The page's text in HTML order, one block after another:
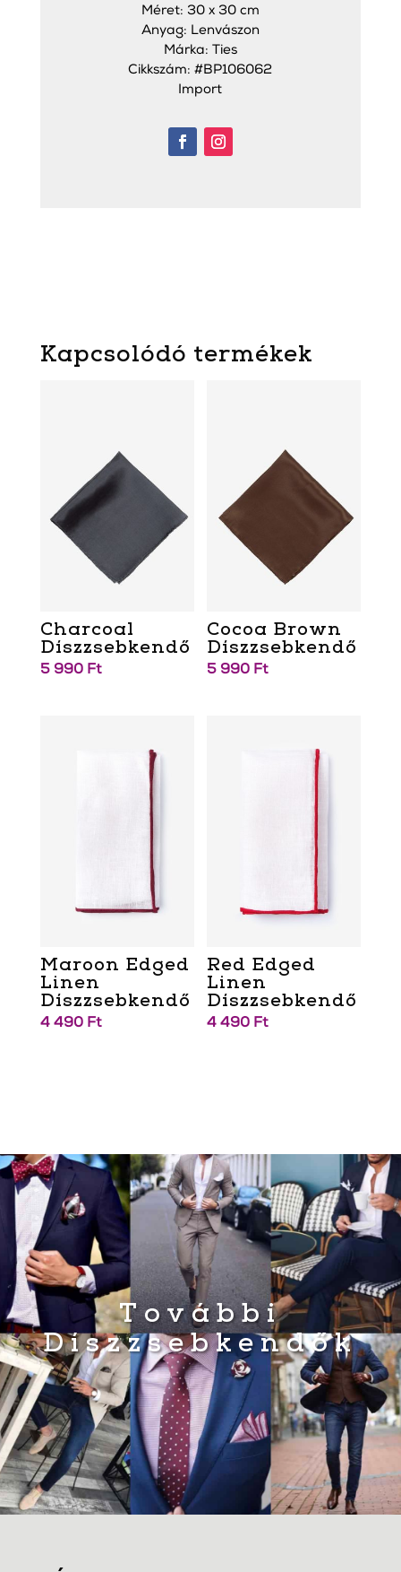
Méret: 30 x 30 cm
Anyag: Lenvászon
Márka: Ties
Cikkszám: #BP106062
Import
Kapcsolódó termékek
Charcoal
Díszzsebkendő
5 990 Ft
Cocoa Brown
Díszzsebkendő
5 990 Ft
Maroon Edged
Linen
Díszzsebkendő
4 490 Ft
Red Edged
Linen
Díszzsebkendő
4 490 Ft
További
Díszzsebkendők